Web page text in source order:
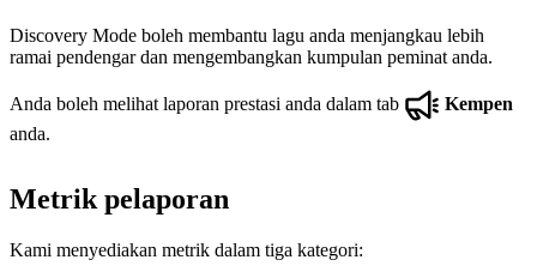
Discovery Mode boleh membantu lagu anda menjangkau lebih
ramai pendengar dan mengembangkan kumpulan peminat anda.
Anda boleh melihat laporan prestasi anda dalam tab
Kempen
anda.
Metrik pelaporan
Kami menyediakan metrik dalam tiga kategori: